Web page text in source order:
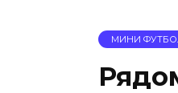
МИНИ